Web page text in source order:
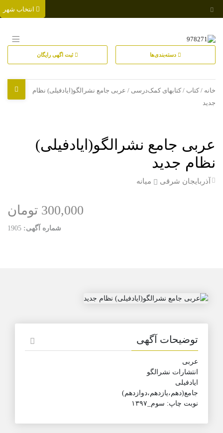
دسته‌بندی‌ها ثبت اگهی رایگان
خانه / کتاب / کتابهای کمک‌درسی / عربی جامع نشرالگو(ایادفیلی) نظام
جدید
عربی جامع نشرالگو(ایادفیلی)
نظام جدید
آذربایجان شرقی میانه
300,000 تومان
شماره آگهی: 1905
توضیحات آگهی
عربی
انتشارات نشرالگو
ایادفیلی
جامع(دهم،یازدهم،دوازدهم)
نوبت چاپ: سوم_۱۳۹۷